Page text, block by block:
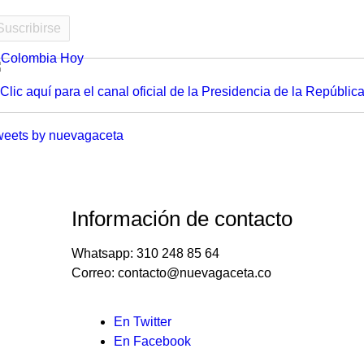
Clic aquí para el canal oficial de la Presidencia de la República
by nuevagaceta
Información de contacto
Whatsapp: 310 248 85 64
Correo: contacto@nuevagaceta.co
MenúEn Twitter
En Facebook